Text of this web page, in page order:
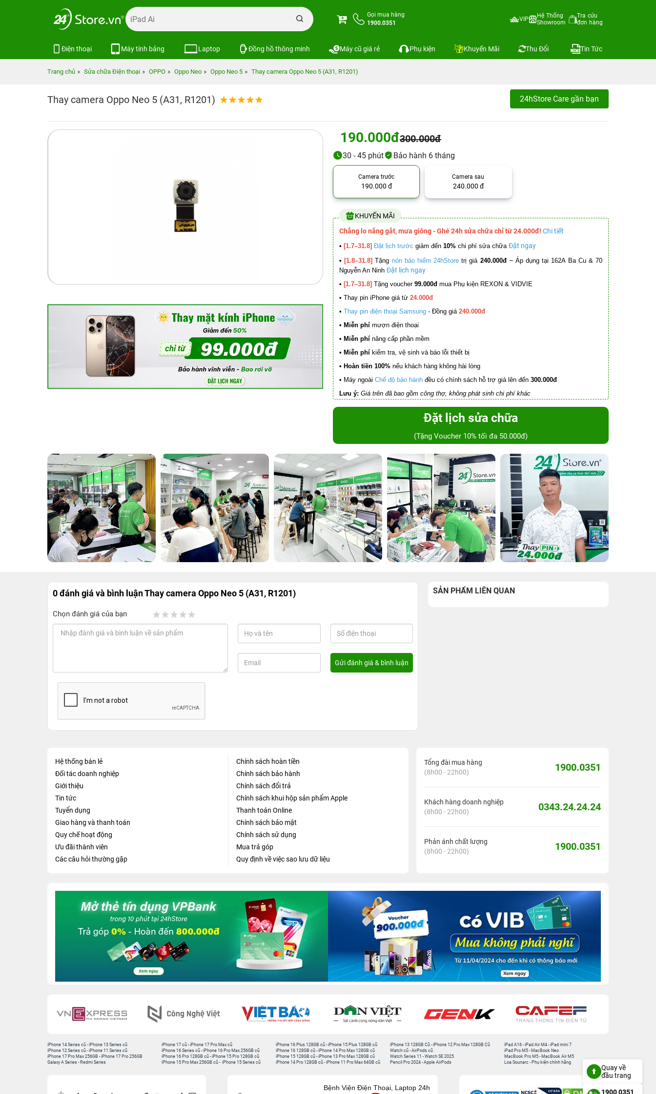
Gọi mua hàng
1900.0351
VIP
Hệ Thống
Showroom
Tra cứu
đơn hàng
Điện thoại Máy tính bảng Laptop Đồng hồ thông minh Máy cũ giá rẻ Phụ kiện Khuyến Mãi Thu Đổi Tin Tức
Trang chủ Sửa chữa Điện thoại OPPO Oppo Neo Oppo Neo 5 Thay camera Oppo Neo 5 (A31, R1201)
Thay camera Oppo Neo 5 (A31, R1201) 24hStore Care gần bạn
190.000đ300.000đ
30 - 45 phút Bảo hành 6 tháng
Camera trước
190.000 đ
Camera sau
240.000 đ
KHUYẾN MÃI
Chẳng lo nắng gắt, mưa giông - Ghé 24h sửa chữa chỉ từ 24.000đ! Chi tiết
• [1.7–31.8] Đặt lịch trước giảm đến 10% chi phí sửa chữa Đặt ngay
• [1.8–31.8] Tặng nón bảo hiểm 24hStore trị giá 240.000đ – Áp dụng tại 162A Ba Cu & 70
Nguyễn An Ninh Đặt lịch ngay
• [1.7–31.8] Tặng voucher 99.000đ mua Phụ kiện REXON & VIDVIE
• Thay pin iPhone giá từ 24.000đ
• Thay pin điện thoại Samsung - Đồng giá 240.000đ
• Miễn phí mượn điện thoại
• Miễn phí nâng cấp phần mềm
• Miễn phí kiểm tra, vệ sinh và báo lỗi thiết bị
• Hoàn tiền 100% nếu khách hàng không hài lòng
• Máy ngoài Chế độ bảo hành đều có chính sách hỗ trợ giá lên đến 300.000đ
Lưu ý: Giá trên đã bao gồm công thợ, không phát sinh chi phí khác
Đặt lịch sửa chữa
(Tặng Voucher 10% tối đa 50.000đ)
0 đánh giá và bình luậnThay camera Oppo Neo 5 (A31, R1201)
Chọn đánh giá của bạn
SẢN PHẨM LIÊN QUAN
Hệ thống bán lẻ
Đối tác doanh nghiệp
Giới thiệu
Tin tức
Tuyển dụng
Giao hàng và thanh toán
Quy chế hoạt động
Ưu đãi thành viên
Các câu hỏi thường gặp
Chính sách hoàn tiền
Chính sách bảo hành
Chính sách đổi trả
Chính sách khui hộp sản phẩm Apple
Thanh toán Online
Chính sách bảo mật
Chính sách sử dụng
Mua trả góp
Quy định về việc sao lưu dữ liệu
Tổng đài mua hàng
(8h00 - 22h00)
1900.0351
Khách hàng doanh nghiệp
(8h00 - 22h00)
0343.24.24.24
Phản ánh chất lượng
(8h00 - 22h00)
1900.0351
iPhone 14 Series cũ -iPhone 13 Series cũ
iPhone 12 Series cũ -iPhone 11 Series cũ
iPhone 17 Pro Max 256GB -iPhone 17 Pro 256GB
Galaxy A Series - Redmi Series
iPhone 17 cũ -iPhone 17 Pro Max cũ
iPhone 16 Series cũ - iPhone 16 Pro Max 256GB cũ
iPhone 16 Pro 128GB cũ -iPhone 15 Pro 128GB cũ
iPhone 15 Pro Max 256GB cũ - iPhone 15 Series cũ
iPhone 16 Plus 128GB cũ -iPhone 15 Plus 128GB cũ
iPhone 16 128GB cũ -iPhone 14 Pro Max 128GB cũ
iPhone 15 128GB cũ -iPhone 13 Pro Max 128GB cũ
iPhone 14 Pro 128GB cũ -iPhone 11 Pro Max 64GB cũ
iPhone 13 128GB Cũ -iPhone 12 Pro Max 128GB Cũ
Watch cũ -AirPods cũ
Watch Series 11 -Watch SE 2025
Pencil Pro 2024 -Apple AirPods
iPad A16 -iPad Air M4 -iPad mini 7
iPad Pro M5 - MacBook Neo
MacBook Pro M5 - MacBook Air M5
Loa Sounarc - Phụ kiện chính hãng
Bệnh Viện Điện Thoại, Laptop 24h
Quay về
đầu trang
1900 0351